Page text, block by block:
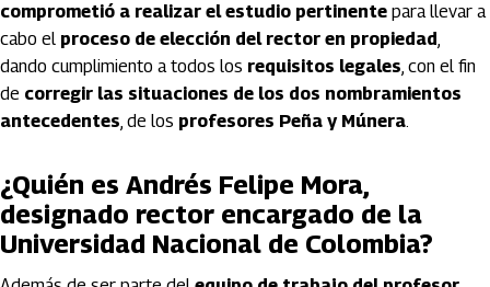
comprometió a realizar el estudio pertinente para llevar a
cabo el proceso de elección del rector en propiedad,
dando cumplimiento a todos los requisitos legales, con el fin
de corregir las situaciones de los dos nombramientos
antecedentes, de los profesores Peña y Múnera.
¿Quién es Andrés Felipe Mora,
designado rector encargado de la
Universidad Nacional de Colombia?